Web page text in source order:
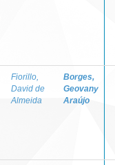
Fiorillo,
David de
Almeida
Borges,
Geovany
Araújo